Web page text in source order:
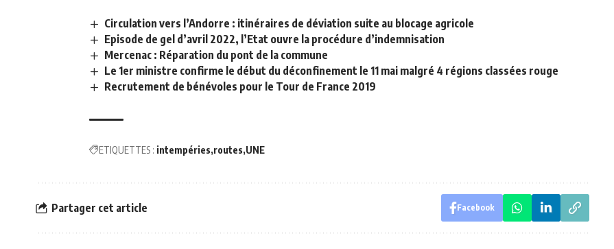
Circulation vers l’Andorre : itinéraires de déviation suite au blocage agricole
Episode de gel d’avril 2022, l’Etat ouvre la procédure d’indemnisation
Mercenac : Réparation du pont de la commune
Le 1er ministre confirme le début du déconfinement le 11 mai malgré 4 régions classées rouge
Recrutement de bénévoles pour le Tour de France 2019
ETIQUETTES : intempéries routes UNE
Partager cet article Facebook